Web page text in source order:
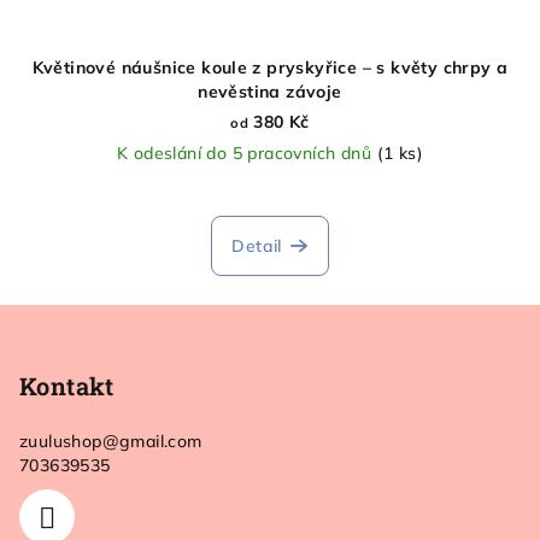
Květinové náušnice koule z pryskyřice – s květy chrpy a
nevěstina závoje
od 380 Kč
K odeslání do 5 pracovních dnů (1 ks)
Detail
Kontakt
zuulushop@gmail.com
703639535